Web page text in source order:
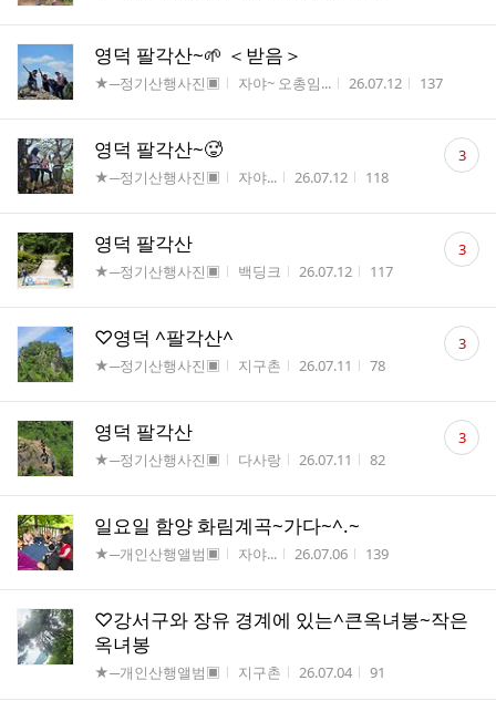
영덕 팔각산~🌱 ＜받음＞
게시판명
★─정기산행사진▣ 작성자
자야~ 오총임... 작성시간
26.07.12 조회수
137
영덕 팔각산~🥵
게시판명
★─정기산행사진▣ 작성자
자야... 작성시간
26.07.12 조회수
118
댓
글 3
영덕 팔각산
게시판명
★─정기산행사진▣ 작성자
백딩크 작성시간
26.07.12 조회수
117
댓
글 3
♡영덕 ^팔각산^
게시판명
★─정기산행사진▣ 작성자
지구촌 작성시간
26.07.11 조회수
78
댓
글 3
영덕 팔각산
게시판명
★─정기산행사진▣ 작성자
다사랑 작성시간
26.07.11 조회수
82
댓
글 3
일요일 함양 화림계곡~가다~^.~
게시판명
★─개인산행앨범▣ 작성자
자야... 작성시간
26.07.06 조회수
139
♡강서구와 장유 경계에 있는^큰옥녀봉~작은
옥녀봉
게시판명
★─개인산행앨범▣ 작성자
지구촌 작성시간
26.07.04 조회수
91